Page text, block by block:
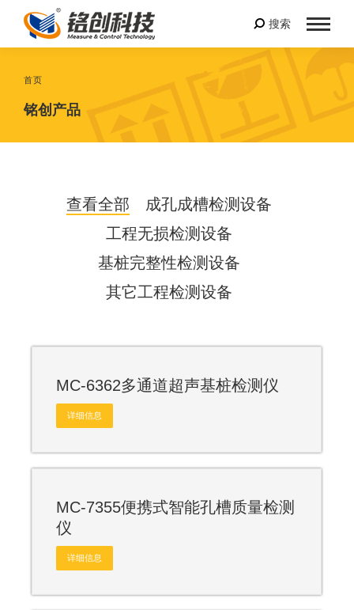
搜索
您在这里：
首页
铭创产品
查看全部
成孔成槽检测设备
工程无损检测设备
基桩完整性检测设备
其它工程检测设备
MC-6362多通道超声基桩检测仪
详细信息
MC-7355便携式智能孔槽质量检测
仪
详细信息